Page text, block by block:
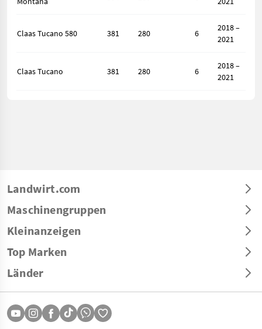
Claas Tucano 580 381 280 6
2018 –
2021
Claas Tucano 381 280 6
2018 –
2021
Landwirt.com
Maschinengruppen
Kleinanzeigen
Top Marken
Länder